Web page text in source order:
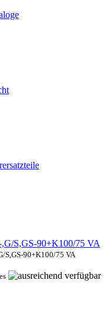
S,GS-90+K100/75 VA